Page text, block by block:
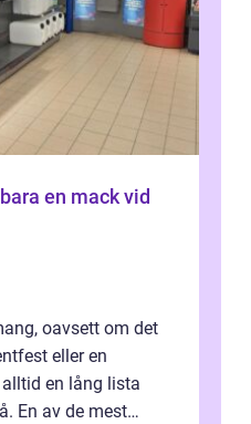
oavsett om det
eller en
en lång lista
En av de mest